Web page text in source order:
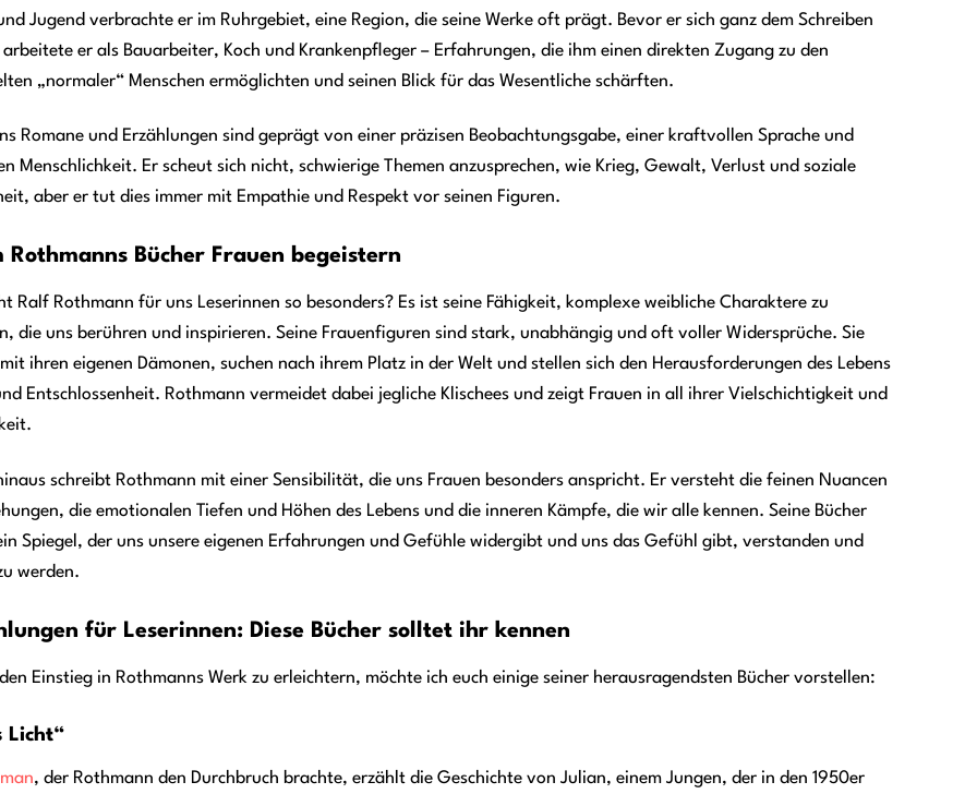
Jugend verbrachte er im Ruhrgebiet, eine Region, die seine Werke oft prägt. Bevor er sich ganz dem Schreiben
er als Bauarbeiter, Koch und Krankenpfleger – Erfahrungen, die ihm einen direkten Zugang zu den
„normaler“ Menschen ermöglichten und seinen Blick für das Wesentliche schärften.
Romane und Erzählungen sind geprägt von einer präzisen Beobachtungsgabe, einer kraftvollen Sprache und
Menschlichkeit. Er scheut sich nicht, schwierige Themen anzusprechen, wie Krieg, Gewalt, Verlust und soziale
aber er tut dies immer mit Empathie und Respekt vor seinen Figuren.
Rothmanns Bücher Frauen begeistern
Ralf Rothmann für uns Leserinnen so besonders? Es ist seine Fähigkeit, komplexe weibliche Charaktere zu
die uns berühren und inspirieren. Seine Frauenfiguren sind stark, unabhängig und oft voller Widersprüche. Sie
ihren eigenen Dämonen, suchen nach ihrem Platz in der Welt und stellen sich den Herausforderungen des Lebens
Entschlossenheit. Rothmann vermeidet dabei jegliche Klischees und zeigt Frauen in all ihrer Vielschichtigkeit und
schreibt Rothmann mit einer Sensibilität, die uns Frauen besonders anspricht. Er versteht die feinen Nuancen
die emotionalen Tiefen und Höhen des Lebens und die inneren Kämpfe, die wir alle kennen. Seine Bücher
Spiegel, der uns unsere eigenen Erfahrungen und Gefühle widergibt und uns das Gefühl gibt, verstanden und
werden.
für Leserinnen: Diese Bücher solltet ihr kennen
Einstieg in Rothmanns Werk zu erleichtern, möchte ich euch einige seiner herausragendsten Bücher vorstellen:
Licht“
, der Rothmann den Durchbruch brachte, erzählt die Geschichte von Julian, einem Jungen, der in den 1950er